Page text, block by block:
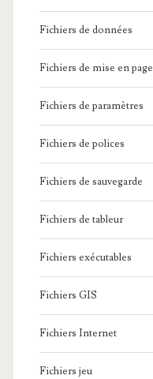
Fichiers de données
Fichiers de mise en page
Fichiers de paramètres
Fichiers de polices
Fichiers de sauvegarde
Fichiers de tableur
Fichiers exécutables
Fichiers GIS
Fichiers Internet
Fichiers jeu